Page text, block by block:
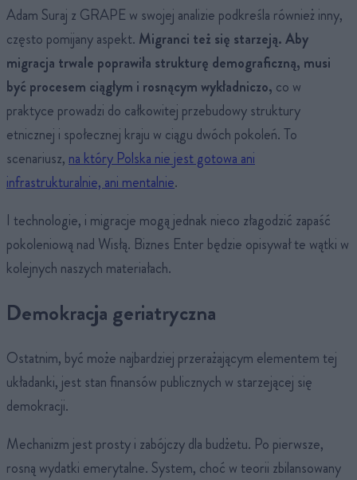
Adam Suraj z GRAPE w swojej analizie podkreśla również inny,
często pomijany aspekt. Migranci też się starzeją. Aby
migracja trwale poprawiła strukturę demograficzną, musi
być procesem ciągłym i rosnącym wykładniczo, co w
praktyce prowadzi do całkowitej przebudowy struktury
etnicznej i społecznej kraju w ciągu dwóch pokoleń. To
scenariusz, na który Polska nie jest gotowa ani
infrastrukturalnie, ani mentalnie.
I technologie, i migracje mogą jednak nieco złagodzić zapaść
pokoleniową nad Wisłą. Biznes Enter będzie opisywał te wątki w
kolejnych naszych materiałach.
Demokracja geriatryczna
Ostatnim, być może najbardziej przerażającym elementem tej
układanki, jest stan finansów publicznych w starzejącej się
demokracji.
Mechanizm jest prosty i zabójczy dla budżetu. Po pierwsze,
rosną wydatki emerytalne. System, choć w teorii zbilansowany